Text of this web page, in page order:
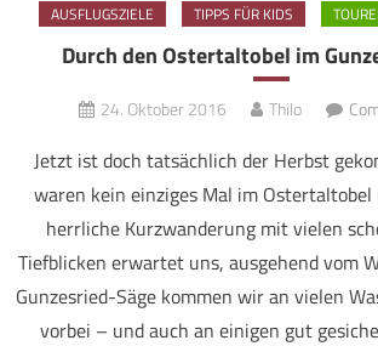
AUSFLUGSZIELE TIPPS FÜR KIDS
Durch den Ostertaltobel im
24. Oktober 2016 Thilo
Jetzt ist doch tatsächlich der Herbst
waren kein einziges Mal im
herrliche Kurzwanderung mit vielen
Tiefblicken erwartet uns, ausgehend vom
Gunzesried-Säge kommen wir an vielen
vorbei – und auch an einigen gut